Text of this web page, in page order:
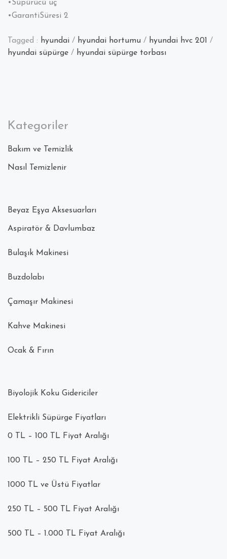
•Süpürücü uç
•GarantiSüresi 2
Tagged : hyundai / hyundai hortumu / hyundai hvc 201 /
hyundai süpürge / hyundai süpürge torbası
Kategoriler
Bakım ve Temizlik
Nasıl Temizlenir
Beyaz Eşya Aksesuarları
Aspiratör & Davlumbaz
Bulaşık Makinesi
Buzdolabı
Çamaşır Makinesi
Kahve Makinesi
Ocak & Fırın
Biyolojik Koku Gidericiler
Elektrikli Süpürge Fiyatları
0 TL – 100 TL Fiyat Aralığı
100 TL – 250 TL Fiyat Aralığı
1000 TL ve Üstü Fiyatlar
250 TL – 500 TL Fiyat Aralığı
500 TL – 1.000 TL Fiyat Aralığı